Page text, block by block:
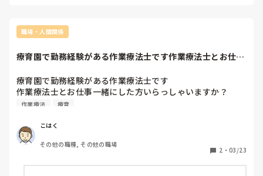
職場・人間関係
療育園で勤務経験がある作業療法士です作業療法士とお仕事
療育園で勤務経験がある作業療法士です
作業療法士とお仕事一緒にした方いらっしゃいますか？
ぶっちゃけ印象いかがですか？
作業療法 療育
こはく
その他の職種, その他の職場
2 ・ 03/23